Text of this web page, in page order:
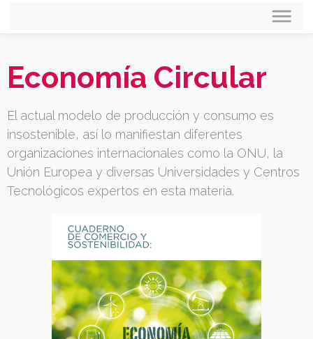
Economía Circular
El actual modelo de producción y consumo es
insostenible, así lo manifiestan diferentes
organizaciones internacionales como la ONU, la
Unión Europea y diversas Universidades y Centros
Tecnológicos expertos en esta materia.